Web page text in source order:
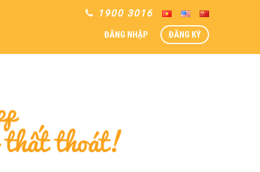
1900 3016
ĐĂNG NHẬP ĐĂNG KÝ